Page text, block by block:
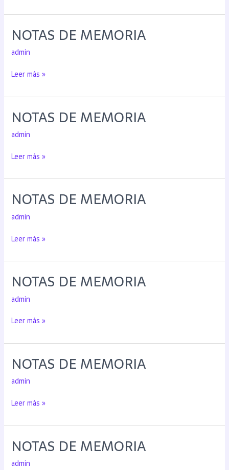
NOTAS DE MEMORIA
admin
Leer más »
NOTAS DE MEMORIA
admin
Leer más »
NOTAS DE MEMORIA
admin
Leer más »
NOTAS DE MEMORIA
admin
Leer más »
NOTAS DE MEMORIA
admin
Leer más »
NOTAS DE MEMORIA
admin